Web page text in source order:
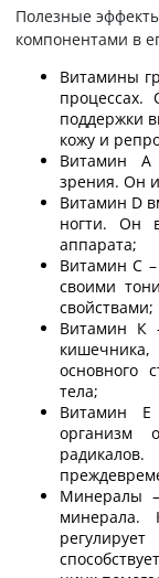
Полезные
компонентами в
Витамины
поддержки
кожу и
Витамин А
зрения. Он
Витамин D
ногти. Он
аппарата;
Витамин С –
своими
свойствами;
Витамин К
основного
тела;
Витамин
организм
Минералы
минерала.